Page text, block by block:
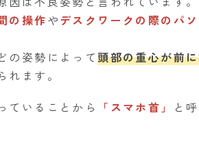
の操作やデスクワークの際のパ
の姿勢によって頭部の重心が前
ます。
ていることから
「スマホ首」 と